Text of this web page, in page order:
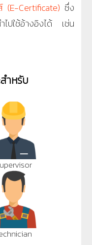
(E-Certificate) ซึ่ง
ปใช้อ้างอิงได้ เช่น
ำหรับ